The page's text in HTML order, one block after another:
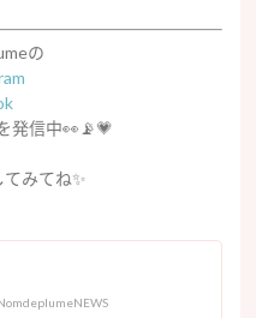
の
発信中👀📡💗
みてね✨